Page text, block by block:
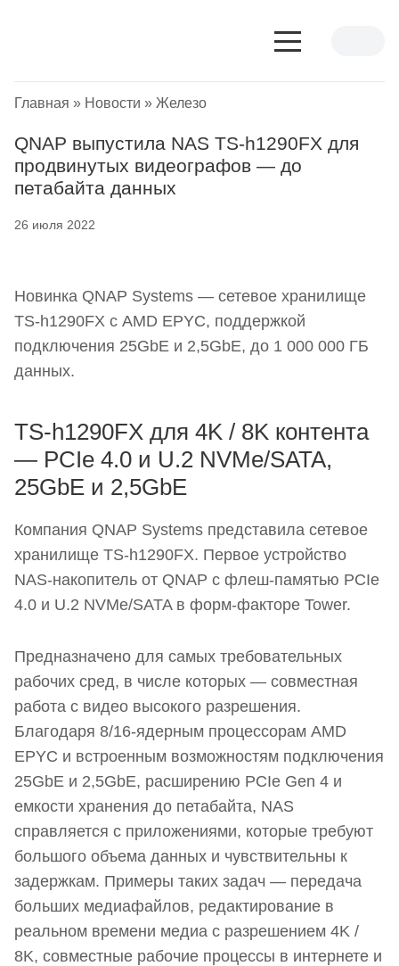
Главная » Новости » Железо
QNAP выпустила NAS TS-h1290FX для
продвинутых видеографов — до
петабайта данных
26 июля 2022
Новинка QNAP Systems — сетевое хранилище
TS-h1290FX с AMD EPYC, поддержкой
подключения 25GbE и 2,5GbE, до 1 000 000 ГБ
данных.
TS-h1290FX для 4K / 8K контента
— PCIe 4.0 и U.2 NVMe/SATA,
25GbE и 2,5GbE
Компания QNAP Systems представила сетевое
хранилище TS-h1290FX. Первое устройство
NAS-накопитель от QNAP с флеш-памятью PCIe
4.0 и U.2 NVMe/SATA в форм-факторе Tower.
Предназначено для самых требовательных
рабочих сред, в числе которых — совместная
работа с видео высокого разрешения.
Благодаря 8/16-ядерным процессорам AMD
EPYC и встроенным возможностям подключения
25GbE и 2,5GbE, расширению PCIe Gen 4 и
емкости хранения до петабайта, NAS
справляется с приложениями, которые требуют
большого объема данных и чувствительны к
задержкам. Примеры таких задач — передача
больших медиафайлов, редактирование в
реальном времени медиа с разрешением 4K /
8K, совместные рабочие процессы в интернете и